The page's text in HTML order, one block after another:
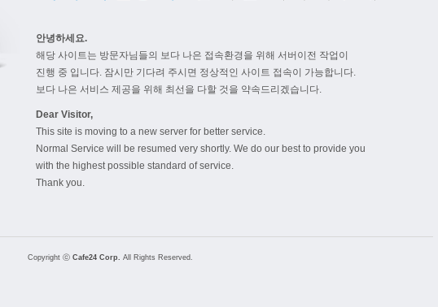
안녕하세요.
해당 사이트는 방문자님들의 보다 나은 접속환경을 위해 서버이전 작업이
진행 중 입니다. 잠시만 기다려 주시면 정상적인 사이트 접속이 가능합니다.
보다 나은 서비스 제공을 위해 최선을 다할 것을 약속드리겠습니다.
Dear Visitor,
This site is moving to a new server for better service.
Normal Service will be resumed very shortly. We do our best to provide you
with the highest possible standard of service.
Thank you.
Copyright ⓒ Cafe24 Corp. All Rights Reserved.